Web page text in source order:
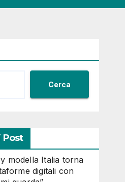
Cerca
Post
modella Italia torna
digitali con